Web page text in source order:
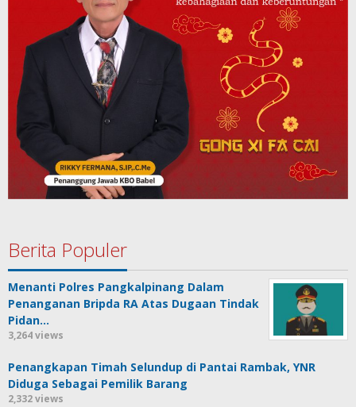
Berita Populer
Menanti Polres Pangkalpinang Dalam
Penanganan Bripda RA Atas Dugaan Tindak
Pidan…
3,264 views
Penangkapan Timah Selundup di Pantai Rambak, YNR
Diduga Sebagai Pemilik Barang
2,332 views